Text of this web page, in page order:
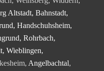
Altstadt, Bahnstadt,
Handschuhsheim,
Rohrbach,
Wieblingen,
Angelbachtal,